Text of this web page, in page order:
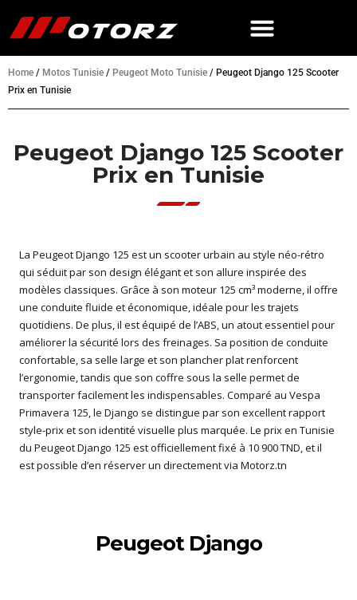
Home / Motos Tunisie / Peugeot Moto Tunisie / Peugeot Django 125 Scooter
Prix en Tunisie
Peugeot Django 125 Scooter
Prix en Tunisie
La Peugeot Django 125 est un scooter urbain au style néo-rétro
qui séduit par son design élégant et son allure inspirée des
modèles classiques. Grâce à son moteur 125 cm³ moderne, il offre
une conduite fluide et économique, idéale pour les trajets
quotidiens. De plus, il est équipé de l’ABS, un atout essentiel pour
améliorer la sécurité lors des freinages. Sa position de conduite
confortable, sa selle large et son plancher plat renforcent
l’ergonomie, tandis que son coffre sous la selle permet de
transporter facilement les indispensables. Comparé au Vespa
Primavera 125, le Django se distingue par son excellent rapport
style-prix et son identité visuelle plus marquée. Le prix en Tunisie
du Peugeot Django 125 est officiellement fixé à 10 900 TND, et il
est possible d’en réserver un directement via Motorz.tn
Peugeot Django